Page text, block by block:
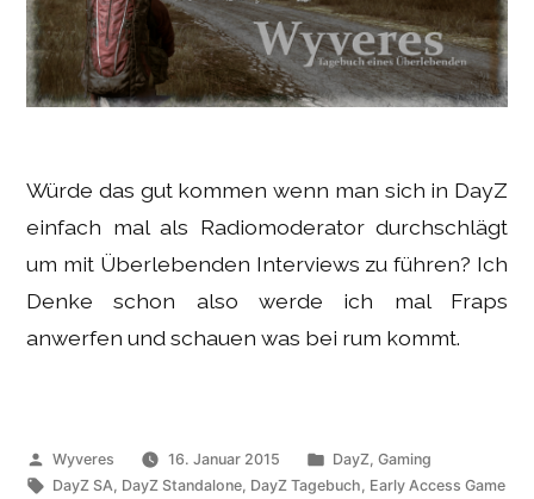
Würde das gut kommen wenn man sich in DayZ
einfach mal als Radiomoderator durchschlägt
um mit Überlebenden Interviews zu führen? Ich
Denke schon also werde ich mal Fraps
anwerfen und schauen was bei rum kommt.
Veröffentlicht
von
Wyveres 16. Januar 2015
Veröffentlicht
unter
DayZ, Gaming
Schlagwörter:
DayZ SA DayZ Standalone DayZ Tagebuch Early Access Game